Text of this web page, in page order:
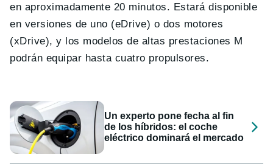
en aproximadamente 20 minutos. Estará disponible
en versiones de uno (eDrive) o dos motores
(xDrive), y los modelos de altas prestaciones M
podrán equipar hasta cuatro propulsores.
Un experto pone fecha al fin
de los híbridos: el coche
eléctrico dominará el mercado